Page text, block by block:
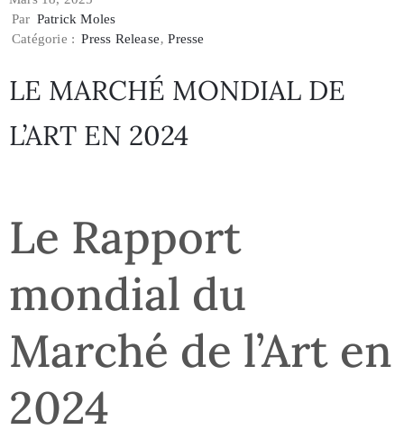
Par Patrick Moles
Catégorie : Press Release‚Presse
LE MARCHÉ MONDIAL DE
L’ART EN 2024
Le Rapport
mondial du
Marché de l’Art en
2024